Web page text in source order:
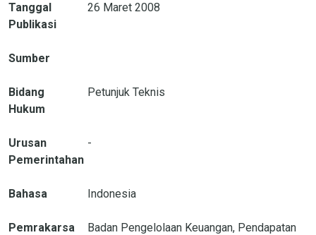
Tanggal
Publikasi
26 Maret 2008
Sumber
Bidang
Hukum
Petunjuk Teknis
Urusan
Pemerintahan
-
Bahasa Indonesia
Pemrakarsa
Badan Pengelolaan Keuangan, Pendapatan